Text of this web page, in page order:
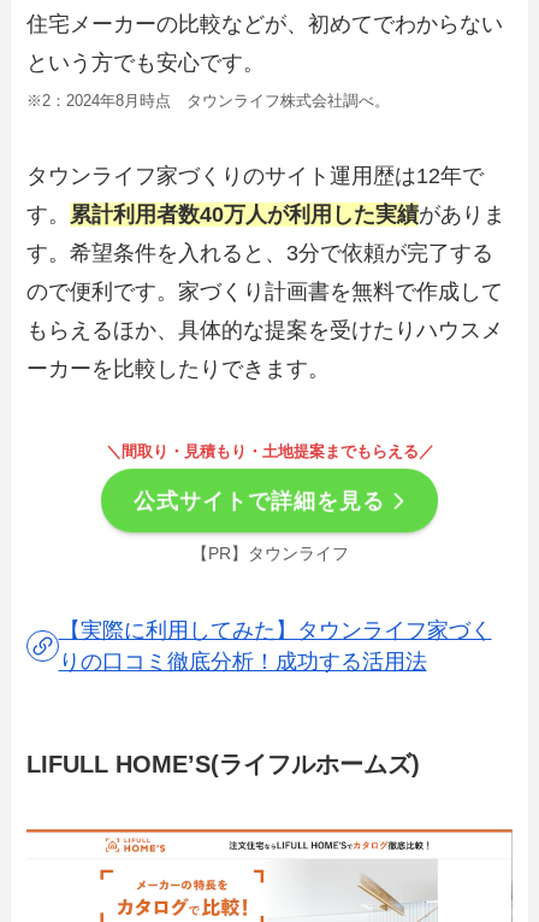
住宅メーカーの比較などが、初めてでわからない
という方でも安心です。
※2：2024年8月時点 タウンライフ株式会社調べ。
タウンライフ家づくりのサイト運用歴は12年で
す。 累計利用者数40万人が利用した実績がありま
す。希望条件を入れると、3分で依頼が完了する
ので便利です。家づくり計画書を無料で作成して
もらえるほか、具体的な提案を受けたりハウスメ
ーカーを比較したりできます。
＼間取り・見積もり・土地提案までもらえる／
公式サイトで詳細を見る
【PR】タウンライフ
【実際に利用してみた】タウンライフ家づく
りの口コミ徹底分析！成功する活用法
LIFULL HOME’S(ライフルホームズ)